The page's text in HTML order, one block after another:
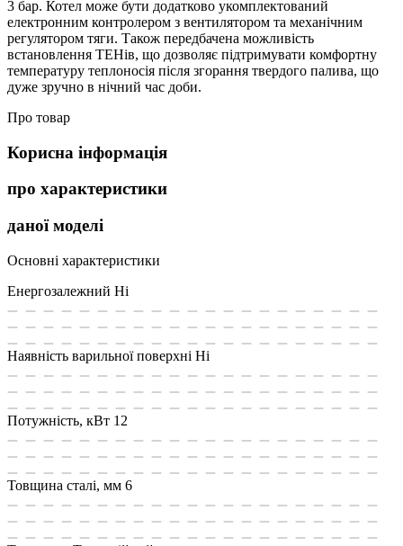
3 бар. Котел може бути додатково укомплектований
електронним контролером з вентилятором та механічним
регулятором тяги. Також передбачена можливість
встановлення ТЕНів, що дозволяє підтримувати комфортну
температуру теплоносія після згорання твердого палива, що
дуже зручно в нічний час доби.
Про товар
Корисна інформація
про характеристики
даної моделі
Основні характеристики
Енергозалежний Ні
Наявність варильної поверхні Ні
Потужність, кВт 12
Товщина сталі, мм 6